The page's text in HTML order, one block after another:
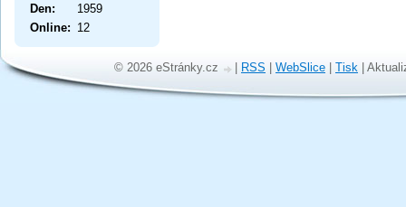
Online: 12
Den:
1959
© 2026 eStránky.cz | RSS | WebSlice | Tisk |